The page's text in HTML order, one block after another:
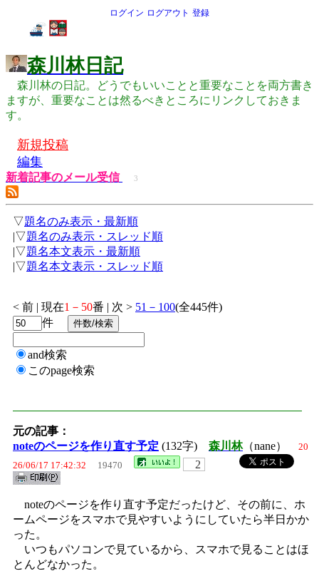
ログイン ログアウト 登録
森川林日記
森川林の日記。どうでもいいことと重要なことを両方書き
ますが、重要なことは然るべきところにリンクしておきま
す。
新規投稿
編集
新着記事のメール受信 3
▽題名のみ表示・最新順
|▽題名のみ表示・スレッド順
|▽題名本文表示・最新順
|▽題名本文表示・スレッド順
< 前 | 現在1－50番 | 次 > 51－100(全445件)
件
and検索
このpage検索
元の記事：
noteのページを作り直す予定 (132字) 森川林（nane） 20
26/06/17 17:42:32
19470 2
noteのページを作り直す予定だったけど、その前に、ホ
ームページをスマホで見やすいようにしていたら半日かか
った。
いつもパソコンで見ているから、スマホで見ることはほ
とんどなかった。